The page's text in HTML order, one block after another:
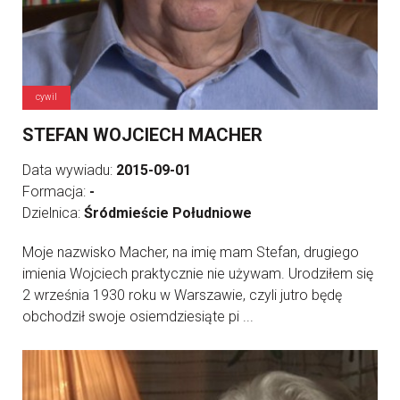
cywil
STEFAN WOJCIECH MACHER
Data wywiadu: 2015-09-01
Formacja: -
Dzielnica: Śródmieście Południowe
Moje nazwisko Macher, na imię mam Stefan, drugiego
imienia Wojciech praktycznie nie używam. Urodziłem się
2 września 1930 roku w Warszawie, czyli jutro będę
obchodził swoje osiemdziesiąte pi ...